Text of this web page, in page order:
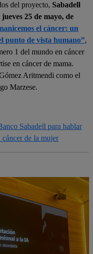
del proyecto, Sabadell
25 de mayo, de
el cáncer: un
punto de vista humano”,
1 del mundo en cáncer
en cáncer de mama.
Aritmendi como el
Marzese.